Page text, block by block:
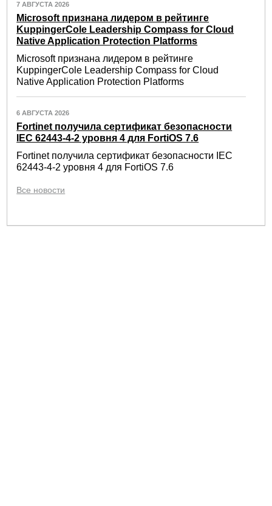
7 АВГУСТА 2026
Microsoft признана лидером в рейтинге
KuppingerCole Leadership Compass for Cloud
Native Application Protection Platforms
Microsoft признана лидером в рейтинге
KuppingerCole Leadership Compass for Cloud
Native Application Protection Platforms
6 АВГУСТА 2026
Fortinet получила сертификат безопасности
IEC 62443-4-2 уровня 4 для FortiOS 7.6
Fortinet получила сертификат безопасности IEC
62443-4-2 уровня 4 для FortiOS 7.6
Все новости